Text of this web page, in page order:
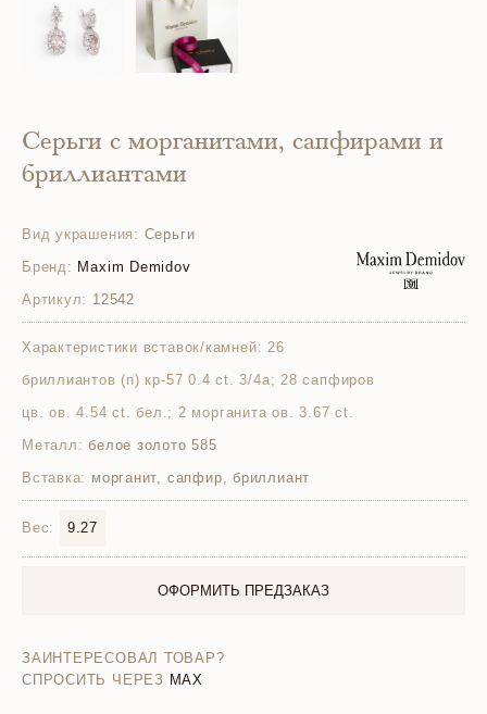
Серьги с морганитами, сапфирами и
бриллиантами
Вид украшения: Серьги
Бренд: Maxim Demidov
Артикул: 12542
Характеристики вставок/камней: 26
бриллиантов (n) кр-57 0.4 ct. 3/4а; 28 сапфиров
цв. ов. 4.54 ct. бел.; 2 морганита ов. 3.67 ct.
Металл: белое золото 585
Вставка: морганит, сапфир, бриллиант
Вес: 9.27
ОФОРМИТЬ ПРЕДЗАКАЗ
ЗАИНТЕРЕСОВАЛ ТОВАР?
СПРОСИТЬ ЧЕРЕЗ MAX